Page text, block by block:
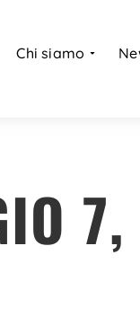
Chi siamo